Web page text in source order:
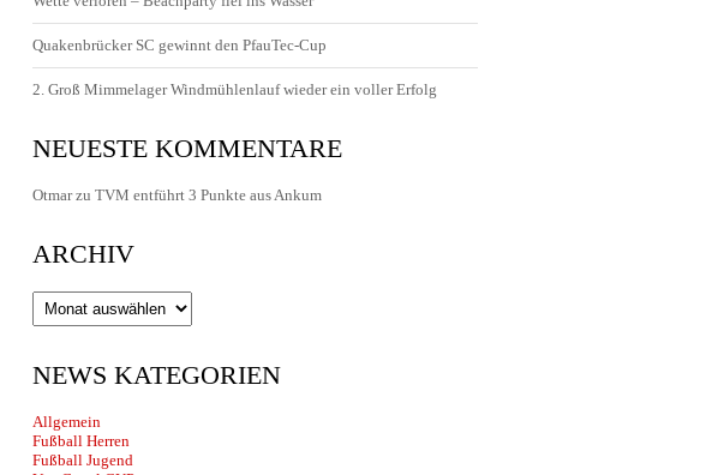
Quakenbrücker SC gewinnt den PfauTec-Cup
2. Groß Mimmelager Windmühlenlauf wieder ein voller Erfolg
NEUESTE KOMMENTARE
OtmarzuTVM entführt 3 Punkte aus Ankum
ARCHIV
Archiv
NEWS KATEGORIEN
Allgemein
Fußball Herren
Fußball Jugend